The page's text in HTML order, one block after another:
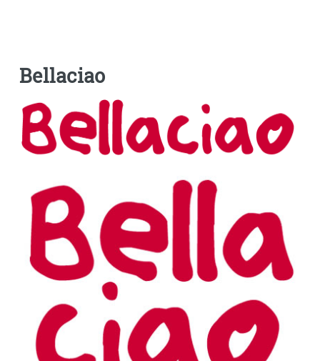
Bellaciao